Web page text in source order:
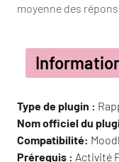
moyenne des
Type de plugin :
Nom officiel du
Compatibilité:
Prérequis : Activité